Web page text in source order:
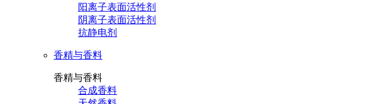
阳离子表面活性剂
阴离子表面活性剂
抗静电剂
香精与香料
香精与香料
合成香料